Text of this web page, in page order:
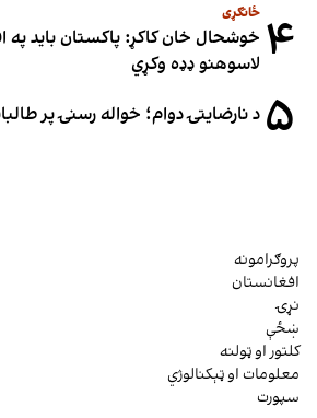
۴ ځانګړی
خوشحال خان کاکړ: پاکستان بايد په
لاسوهنو ډډه وکړي
۵ د نارضایتۍ دوام؛ خواله رسنۍ پر
پروګرامونه
افغانستان
نړۍ
ښځې
کلتور او ټولنه
معلومات او ټېکنالوژي
سپورت